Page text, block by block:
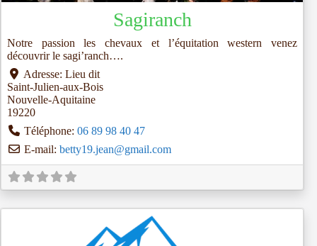
Sagiranch
Notre passion les chevaux et l’équitation western venez
découvrir le sagi’ranch….
Adresse: Lieu dit
Saint-Julien-aux-Bois
Nouvelle-Aquitaine
19220
Téléphone: 06 89 98 40 47
E-mail: betty19.jean@gmail.com